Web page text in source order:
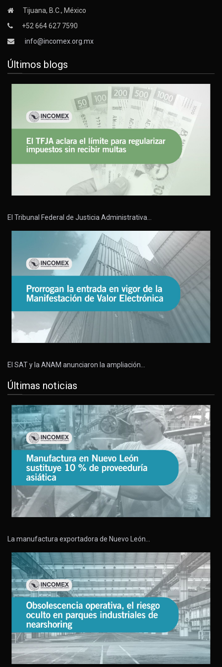
Tijuana, B.C., México
+52 664 627 7590
info@incomex.org.mx
Últimos blogs
El Tribunal Federal de Justicia Administrativa…
El SAT y la ANAM anunciaron la ampliación…
Últimas noticias
La manufactura exportadora de Nuevo León…